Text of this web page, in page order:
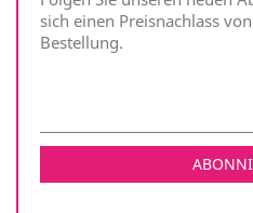
sich einen Preisnachlass
Bestellung.